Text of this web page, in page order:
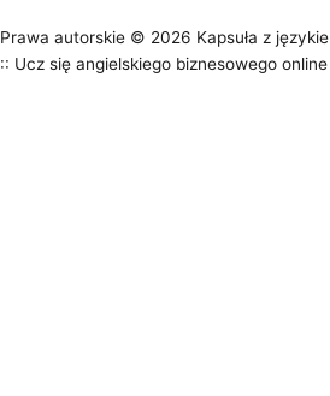
Prawa autorskie © 2026 Kapsuła z
:: Ucz się angielskiego biznesowego online